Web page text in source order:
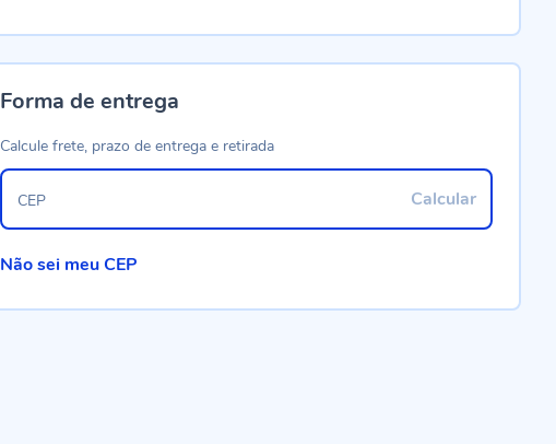
Forma de entrega
Calcule frete, prazo de entrega e retirada
Calcular
CEP
Não sei meu CEP